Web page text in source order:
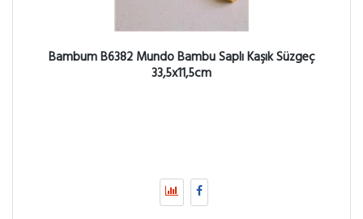
Bambum B6382 Mundo Bambu Saplı Kaşık Süzgeç
33,5x11,5cm